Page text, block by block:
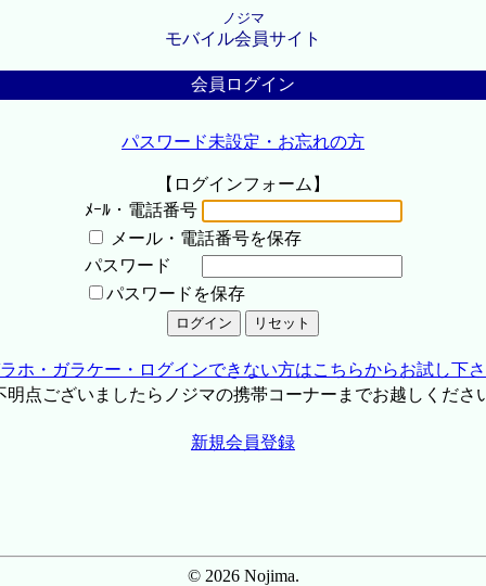
ノジマ
モバイル会員サイト
会員ログイン
パスワード未設定・お忘れの方
【ログインフォーム】
ﾒｰﾙ・電話番号
メール・電話番号を保存
パスワード
パスワードを保存
ホ・ガラケー・ログインできない方はこちらからお試し下
点ございましたらノジマの携帯コーナーまでお越しくださ
新規会員登録
© 2026 Nojima.